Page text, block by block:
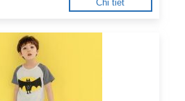
Chi tiết